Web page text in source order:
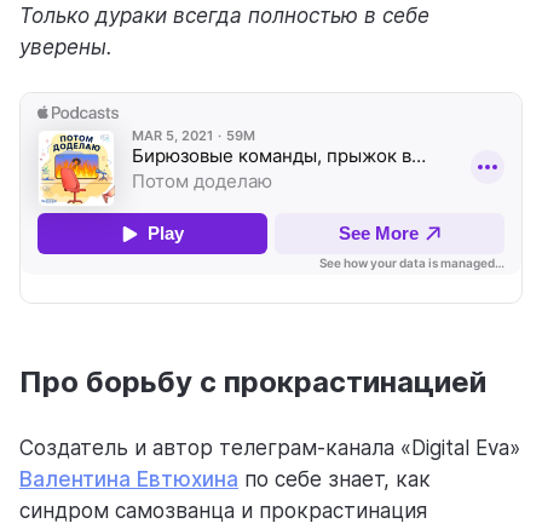
Только дураки всегда полностью в себе
уверены.
Про борьбу с прокрастинацией
Создатель и автор телеграм-канала «Digital Eva»
Валентина Евтюхина по себе знает, как
синдром самозванца и прокрастинация